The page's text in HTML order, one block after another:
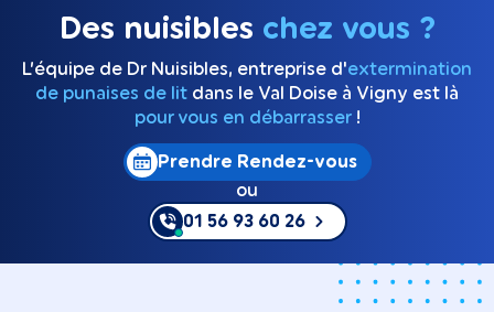
Des nuisibles chez vous ?
L’équipe de Dr Nuisibles, entreprise d'extermination
de punaises de lit dans le Val Doise à Vigny est là
pour vous en débarrasser!
Prendre Rendez-vous
ou
01 56 93 60 26